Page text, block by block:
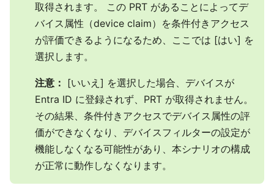
取得されます。 この PRT があることによってデ
バイス属性（device claim）を条件付きアクセス
が評価できるようになるため、ここでは [はい] を
選択します。
注意：
[いいえ] を選択した場合、デバイスが
Entra ID に登録されず、PRT が取得されません。
その結果、条件付きアクセスでデバイス属性の評
価ができなくなり、デバイスフィルターの設定が
機能しなくなる可能性があり、本シナリオの構成
が正常に動作しなくなります。